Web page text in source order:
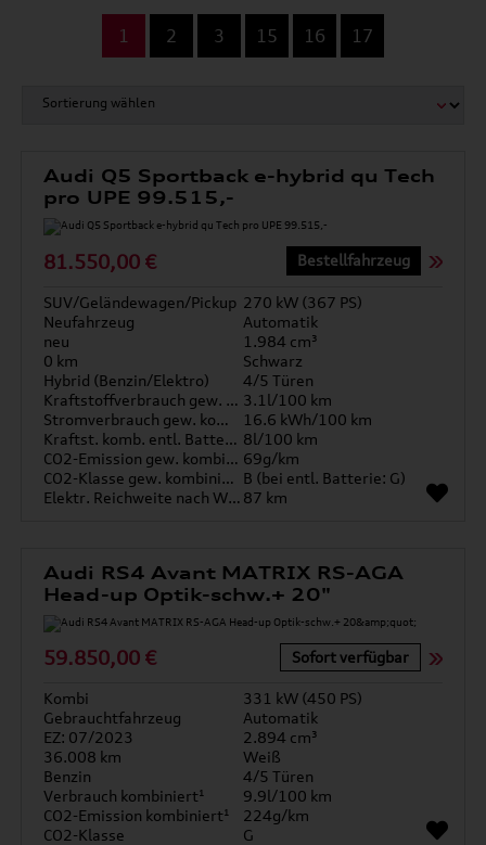
1 2 3 15 16 17
Audi Q5 Sportback e-hybrid qu Tech
pro UPE 99.515,-
81.550,00 € Bestellfahrzeug
SUV/Geländewagen/Pickup 270 kW (367 PS)
Neufahrzeug
Automatik
neu
1.984 cm³
0 km
Schwarz
Hybrid (Benzin/Elektro)
4/5 Türen
Kraftstoffverbrauch gew. kombiniert 3.1l/100 km
Stromverbrauch gew. kombiniert
16.6 kWh/100 km
Kraftst. komb. entl. Batterie 8l/100 km
CO2-Emission gew. kombiniert 69g/km
CO2-Klasse gew. kombiniert B (bei entl. Batterie: G)
Elektr. Reichweite nach WLTP* 87 km
Audi RS4 Avant MATRIX RS-AGA
Head-up Optik-schw.+ 20"
59.850,00 € Sofort verfügbar
Kombi
331 kW (450 PS)
Gebrauchtfahrzeug
Automatik
EZ: 07/2023
2.894 cm³
36.008 km
Weiß
Benzin
4/5 Türen
Verbrauch kombiniert¹
9.9l/100 km
CO2-Emission kombiniert¹
224g/km
CO2-Klasse
G